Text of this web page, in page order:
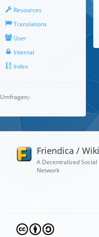
Resources
Translations
User
Internal
Index
Umfragen;-
Friendica / Wiki
A Decentralized Social
Network